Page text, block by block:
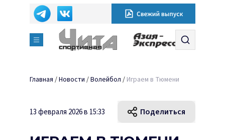
Главная /Новости /Волейбол / Играем в Тюмени
13 февраля 2026 в 15:33 Поделиться